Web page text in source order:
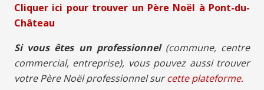
Cliquer ici pour trouver un Père Noël à Pont-du-
Château
Si vous êtes un professionnel(commune, centre
commercial, entreprise), vous pouvez aussi trouver
votre Père Noël professionnel surcette plateforme.